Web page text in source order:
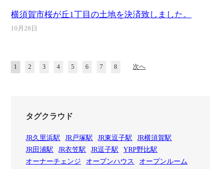
横須賀市桜が丘1丁目の土地を決済致しました。
10月28日
1 2 3 4 5 6 7 8 次へ
タグクラウド
JR久里浜駅 JR戸塚駅 JR東逗子駅
JR横須賀駅
JR田浦駅
JR衣笠駅 JR逗子駅
YRP野比駅
オーナーチェンジ
オープンハウス
オープンルーム